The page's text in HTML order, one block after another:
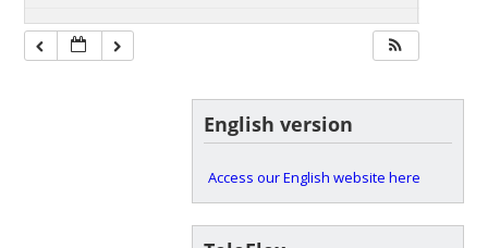
English version
Access our English website here